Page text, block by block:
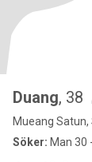
Duang, 38
Mueang
Söker: Man 30